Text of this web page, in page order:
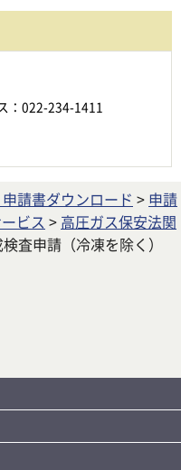
：022-234-1411
請書ダウンロード > 申請
ビス > 高圧ガス保安法関
査申請（冷凍を除く）